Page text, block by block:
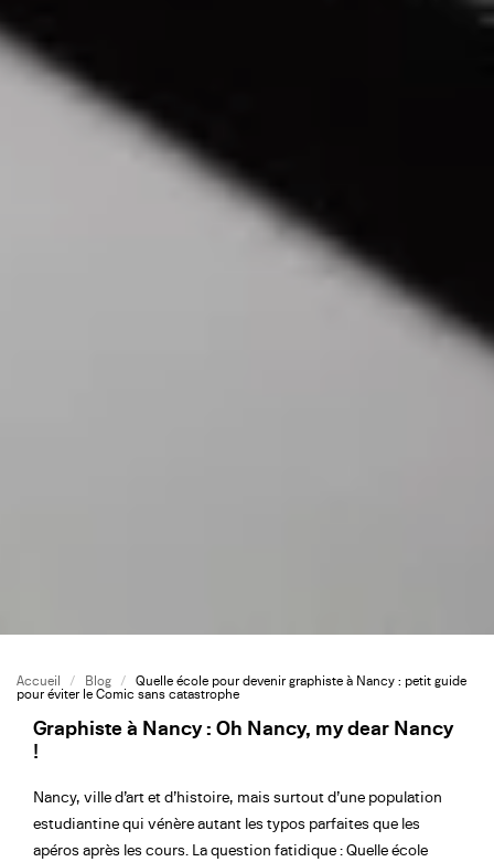
Accueil / Blog / Quelle école pour devenir graphiste à Nancy : petit guide
pour éviter le Comic sans catastrophe
Graphiste à Nancy : Oh Nancy, my dear Nancy
!
Nancy, ville d’art et d’histoire, mais surtout d’une population
estudiantine qui vénère autant les typos parfaites que les
apéros après les cours. La question fatidique : Quelle école